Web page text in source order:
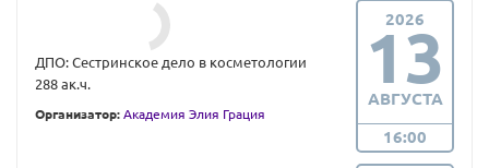
ДПО: Сестринское дело в косметологии
288 ак.ч.
Организатор: Академия Элия Грация
2026
13
АВГУСТА
16:00